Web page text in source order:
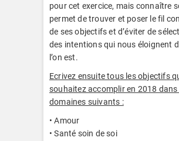
pour cet exercice, mais connaître
permet de trouver et poser le fil
de ses objectifs et d’éviter de
des intentions qui nous éloignent
l’on est.
Ecrivez ensuite tous les objectifs
souhaitez accomplir en 2018 dans
domaines suivants :
• Amour
• Santé soin de soi